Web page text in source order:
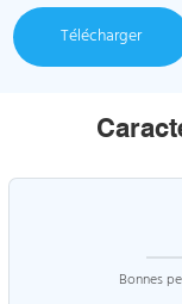
Télécharger
Bonnes